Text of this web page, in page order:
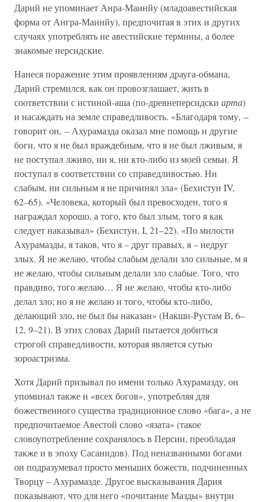
Дарий не упоминает Анра-Маинйу (младоавестийская
форма от Ангра-Маинйу), предпочитая в этих и других
случаях употреблять не авестийские термины, а более
знакомые персидские.
Нанеся поражение этим проявлениям драуга-обмана,
Дарий стремился, как он провозглашает, жить в
соответствии с истиной-аша (по-древнеперсидски арта)
и насаждать на земле справедливость. «Благодаря тому, –
говорит он, – Ахурамазда оказал мне помощь и другие
боги, что я не был враждебным, что я не был лживым, я
не поступал лживо, ни я, ни кто-либо из моей семьи. Я
поступал в соответствии со справедливостью. Ни
слабым, ни сильным я не причинял зла» (Бехистун IV,
62–65). «Человека, который был превосходен, того я
награждал хорошо, а того, кто был злым, того я как
следует наказывал» (Бехистун, I, 21–22). «По милости
Ахурамазды, я таков, что я – друг правых, я – недруг
злых. Я не желаю, чтобы слабым делали зло сильные, м я
не желаю, чтобы сильным делали зло слабые. Того, что
правдиво, того желаю… Я не желаю, чтобы кто-либо
делал зло; но я не желаю и того, чтобы кто-либо,
делающий зло, не был бы наказан» (Накши-Рустам В, 6–
12, 9–21). В этих словах Дарий пытается добиться
строгой справедливости, которая является сутью
зороастризма.
Хотя Дарий призывал по имени только Ахурамазду, он
упоминал также и «всех богов», употребляя для
божественного существа традиционное слово «бага», а не
предпочитаемое Авестой слово «язата» (такое
словоупотребление сохранялось в Персии, преобладая
также и в эпоху Сасанидов). Под неназванными богами
он подразумевал просто меньших божеств, подчиненных
Творцу – Ахурамазде. Другое высказывания Дария
показывают, что для него «почитание Мазды» внутри